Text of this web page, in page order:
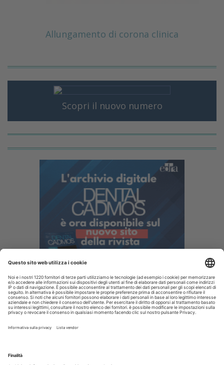
Allungamento di corona clinica
Scopri il nuovo numero
I più letti